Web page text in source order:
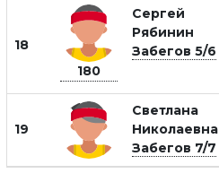
18
180
Сергей
Рябинин
Забегов 5/6
19
Светлана
Николаевна
Забегов 7/7